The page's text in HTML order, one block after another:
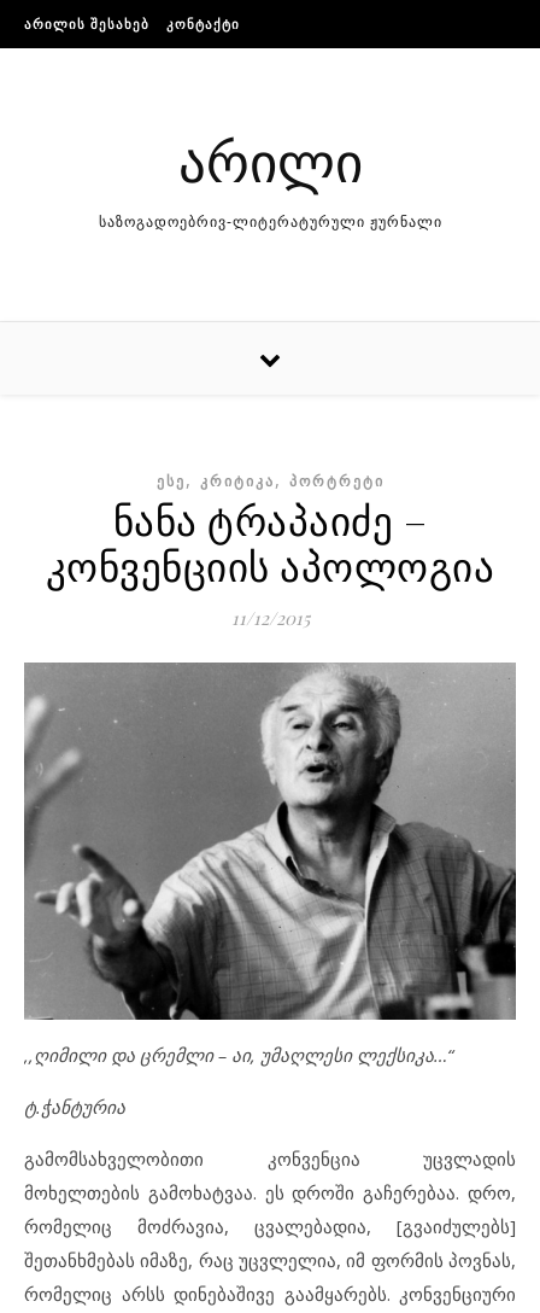
Skip to content
ᲐᲠᲘᲚᲘᲡ ᲨᲔᲡᲐᲮᲔᲑ ᲙᲝᲜᲢᲐᲥᲢᲘ
არილი
საზოგადოებრივ-ლიტერატურული ჟურნალი
ᲔᲡᲔ, ᲙᲠᲘᲢᲘᲙᲐ, ᲞᲝᲠᲢᲠᲔᲢᲘ
ნანა ტრაპაიძე –
კონვენციის აპოლოგია
11/12/2015
,,ღიმილი და ცრემლი – აი, უმაღლესი ლექსიკა…“
ტ.ჭანტურია
გამომსახველობითი კონვენცია უცვლადის
მოხელთების გამოხატვაა. ეს დროში გაჩერებაა. დრო,
რომელიც მოძრავია, ცვალებადია, [გვაიძულებს]
შეთანხმებას იმაზე, რაც უცვლელია, იმ ფორმის პოვნას,
რომელიც არსს დინებაშივე გაამყარებს. კონვენციური